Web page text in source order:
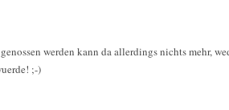
werden kann da allerdings nichts mehr,
;-)